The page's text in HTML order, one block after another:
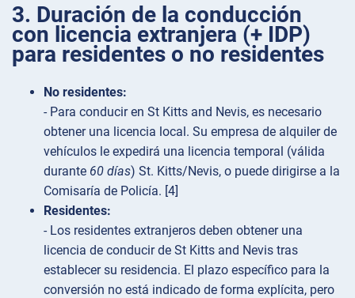
3. Duración de la conducción
con licencia extranjera (+ IDP)
para residentes o no residentes
No residentes:
- Para conducir en St Kitts and Nevis, es necesario
obtener una licencia local. Su empresa de alquiler de
vehículos le expedirá una licencia temporal (válida
durante 60 días) St. Kitts/Nevis, o puede dirigirse a la
Comisaría de Policía. [4]
Residentes:
- Los residentes extranjeros deben obtener una
licencia de conducir de St Kitts and Nevis tras
establecer su residencia. El plazo específico para la
conversión no está indicado de forma explícita, pero